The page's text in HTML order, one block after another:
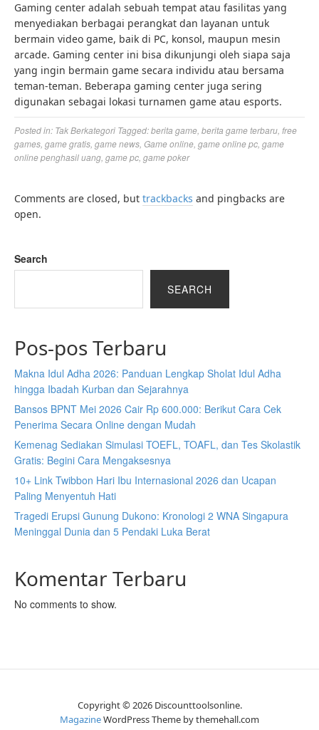
Gaming center adalah sebuah tempat atau fasilitas yang
menyediakan berbagai perangkat dan layanan untuk
bermain video game, baik di PC, konsol, maupun mesin
arcade. Gaming center ini bisa dikunjungi oleh siapa saja
yang ingin bermain game secara individu atau bersama
teman-teman. Beberapa gaming center juga sering
digunakan sebagai lokasi turnamen game atau esports.
Posted in: Tak Berkategori Tagged:berita game berita game terbaru free
games game gratis game news Game online game online pc game
online penghasil uang game pc game poker
Comments are closed, but trackbacks and pingbacks are
open.
Search
SEARCH
Pos-pos Terbaru
Makna Idul Adha 2026: Panduan Lengkap Sholat Idul Adha
hingga Ibadah Kurban dan Sejarahnya
Bansos BPNT Mei 2026 Cair Rp 600.000: Berikut Cara Cek
Penerima Secara Online dengan Mudah
Kemenag Sediakan Simulasi TOEFL, TOAFL, dan Tes Skolastik
Gratis: Begini Cara Mengaksesnya
10+ Link Twibbon Hari Ibu Internasional 2026 dan Ucapan
Paling Menyentuh Hati
Tragedi Erupsi Gunung Dukono: Kronologi 2 WNA Singapura
Meninggal Dunia dan 5 Pendaki Luka Berat
Komentar Terbaru
No comments to show.
Copyright © 2026 Discounttoolsonline.
MagazineWordPress Theme by themehall.com